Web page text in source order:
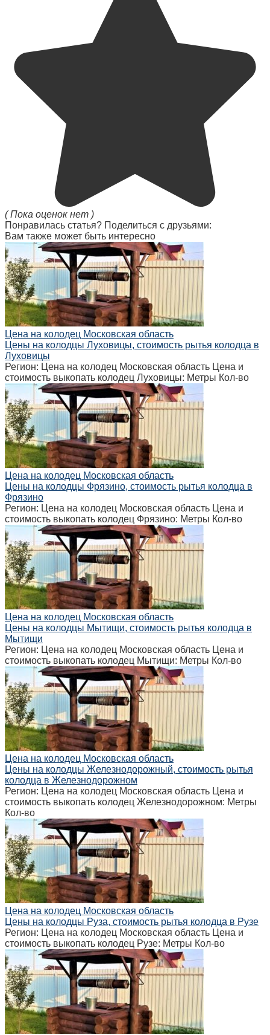
( Пока оценок нет )
Понравилась статья? Поделиться с друзьями:
Вам также может быть интересно
Цена на колодец Московская область
Цены на колодцы Луховицы, стоимость рытья колодца в
Луховицы
Регион: Цена на колодец Московская область Цена и
стоимость выкопать колодец Луховицы: Метры Кол-во
Цена на колодец Московская область
Цены на колодцы Фрязино, стоимость рытья колодца в
Фрязино
Регион: Цена на колодец Московская область Цена и
стоимость выкопать колодец Фрязино: Метры Кол-во
Цена на колодец Московская область
Цены на колодцы Мытищи, стоимость рытья колодца в
Мытищи
Регион: Цена на колодец Московская область Цена и
стоимость выкопать колодец Мытищи: Метры Кол-во
Цена на колодец Московская область
Цены на колодцы Железнодорожный, стоимость рытья
колодца в Железнодорожном
Регион: Цена на колодец Московская область Цена и
стоимость выкопать колодец Железнодорожном: Метры
Кол-во
Цена на колодец Московская область
Цены на колодцы Руза, стоимость рытья колодца в Рузе
Регион: Цена на колодец Московская область Цена и
стоимость выкопать колодец Рузе: Метры Кол-во